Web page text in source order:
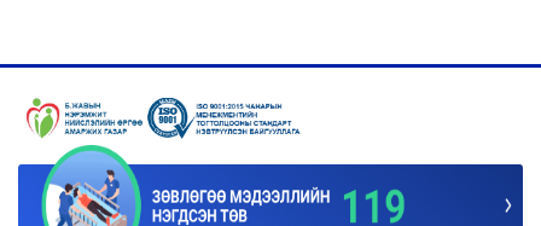
Toggle navigation